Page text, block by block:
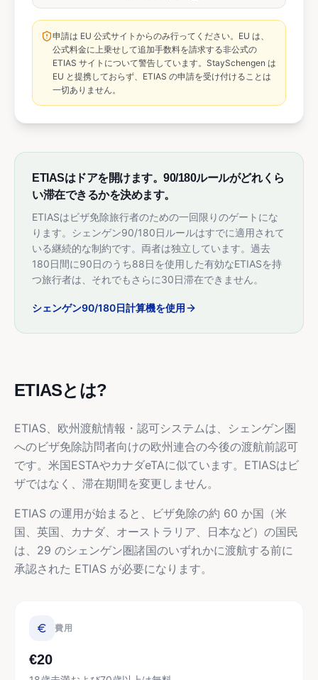
申請は EU 公式サイトからのみ行ってください。EU は、
公式料金に上乗せして追加手数料を請求する非公式の
ETIAS サイトについて警告しています。StaySchengen は
EU と提携しておらず、ETIAS の申請を受け付けることは
一切ありません。
ETIASはドアを開けます。90/180ルールがどれくら
い滞在できるかを決めます。
ETIASはビザ免除旅行者のための一回限りのゲートにな
ります。シェンゲン90/180日ルールはすでに適用されて
いる継続的な制約です。両者は独立しています。過去
180日間に90日のうち88日を使用した有効なETIASを持
つ旅行者は、それでもさらに30日滞在できません。
シェンゲン90/180日計算機を使用
ETIASとは?
ETIAS、欧州渡航情報・認可システムは、シェンゲン圏
へのビザ免除訪問者向けの欧州連合の今後の渡航前認可
です。米国ESTAやカナダeTAに似ています。ETIASはビ
ザではなく、滞在期間を変更しません。
ETIAS の運用が始まると、ビザ免除の約 60 か国（米
国、英国、カナダ、オーストラリア、日本など）の国民
は、29 のシェンゲン圏諸国のいずれかに渡航する前に
承認された ETIAS が必要になります。
費用
€20